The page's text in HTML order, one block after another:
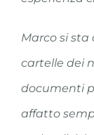
Marco si
cartelle dei
documenti
affatto